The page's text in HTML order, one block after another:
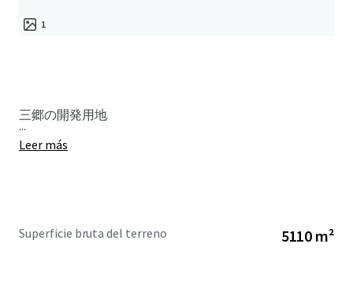
1
三郷の開発用地
...
Leer más
Superficie bruta del terreno 5110 m²